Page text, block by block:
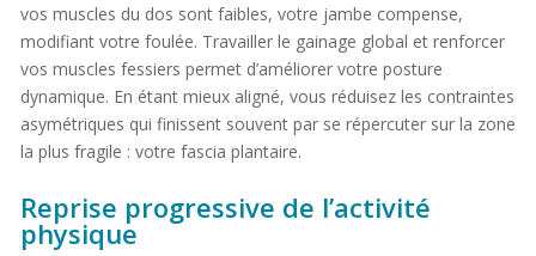
vos muscles du dos sont faibles, votre jambe compense,
modifiant votre foulée. Travailler le gainage global et renforcer
vos muscles fessiers permet d’améliorer votre posture
dynamique. En étant mieux aligné, vous réduisez les contraintes
asymétriques qui finissent souvent par se répercuter sur la zone
la plus fragile : votre fascia plantaire.
Reprise progressive de l’activité
physique